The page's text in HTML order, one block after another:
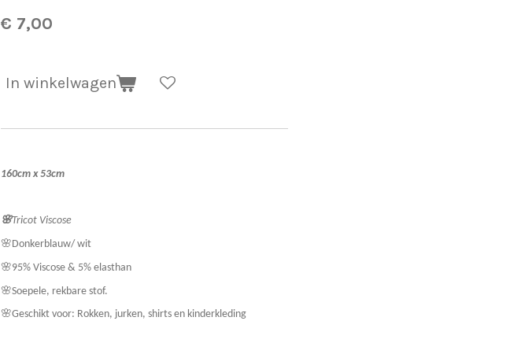
€ 7,00
In winkelwagen
160cm x 53cm
🌸Tricot Viscose
🌸Donkerblauw/ wit
🌸95% Viscose & 5% elasthan
🌸Soepele, rekbare stof.
🌸Geschikt voor: Rokken, jurken, shirts en kinderkleding